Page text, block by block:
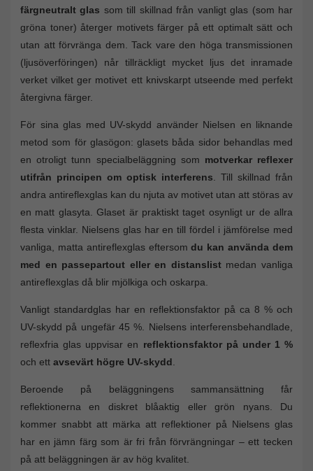
färgneutralt glas som till skillnad från vanligt glas (som har
gröna toner) återger motivets färger på ett optimalt sätt och
utan att förvränga dem. Tack vare den höga transmissionen
(ljusöverföringen) når tillräckligt mycket ljus det inramade
verket vilket ger motivet ett knivskarpt utseende med perfekt
återgivna färger.
För sina glas med UV-skydd använder Nielsen en liknande
metod som för glasögon: glasets båda sidor behandlas med
en otroligt tunn specialbeläggning som motverkar reflexer
utifrån principen om optisk interferens . Till skillnad från
andra antireflexglas kan du njuta av motivet utan att störas av
en matt glasyta. Glaset är praktiskt taget osynligt ur de allra
flesta vinklar. Nielsens glas har en till fördel i jämförelse med
vanliga, matta antireflexglas eftersomdu kan använda dem
med en passepartout eller en distanslistmedan vanliga
antireflexglas då blir mjölkiga och oskarpa.
Vanligt standardglas har en reflektionsfaktor på ca 8 % och
UV-skydd på ungefär 45 %. Nielsens interferensbehandlade,
reflexfria glas uppvisar en reflektionsfaktor på under 1 %
och ett avsevärt högre UV-skydd
Beroende på beläggningens sammansättning får
reflektionerna en diskret blåaktig eller grön nyans. Du
kommer snabbt att märka att reflektioner på Nielsens glas
har en jämn färg som är fri från förvrängningar – ett tecken
på att beläggningen är av hög kvalitet.